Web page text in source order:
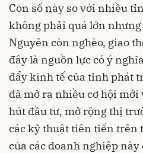
Con số này so với nhiều
không phải quá lớn
Nguyên còn nghèo, giao
đây là nguồn lực có ý
đẩy kinh tế của tỉnh phát
đã mở ra nhiều cơ hội
hút đầu tư, mở rộng thị
các kỹ thuật tiên tiến trên
của các doanh nghiệp